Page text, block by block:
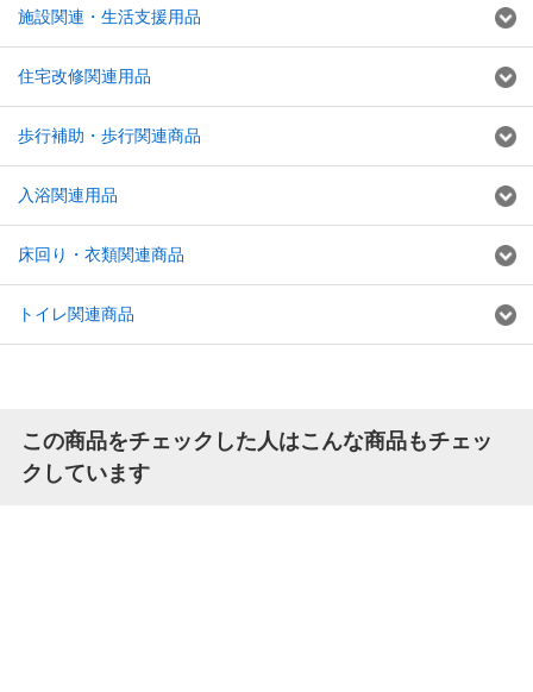
施設関連・生活支援用品
住宅改修関連用品
歩行補助・歩行関連商品
入浴関連用品
床回り・衣類関連商品
トイレ関連商品
この商品をチェックした人はこんな商品もチェッ
クしています